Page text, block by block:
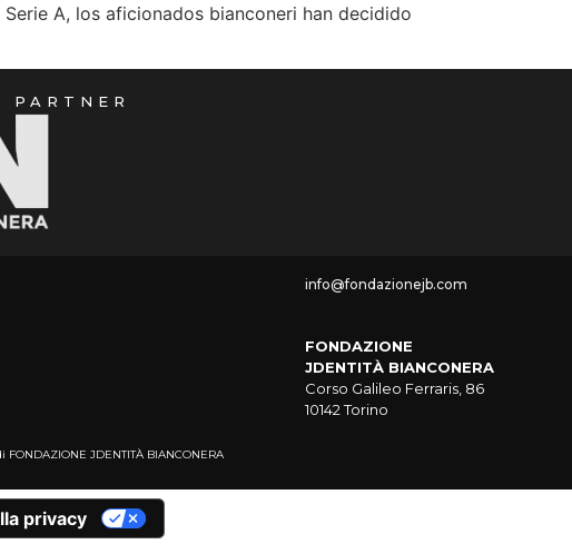
A, los aficionados bianconeri han decidido
PARTNER
JDENTITÀ BIANCONERA
info@fondazionejb.com
FONDAZIONE
JDENTITÀ BIANCONERA
Corso Galileo Ferraris, 86
10142 Torino
privacy